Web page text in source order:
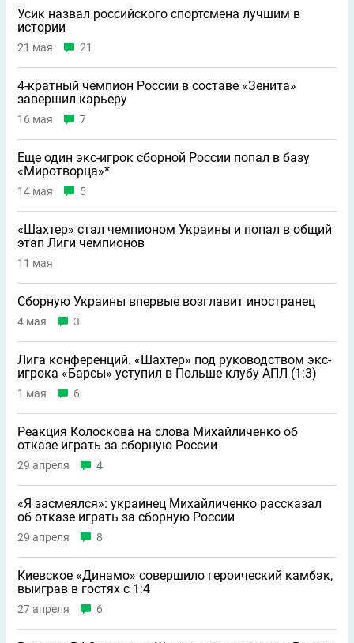
Усик назвал российского спортсмена лучшим в
истории
21 мая 21
4-кратный чемпион России в составе «Зенита»
завершил карьеру
16 мая 7
Еще один экс-игрок сборной России попал в базу
«Миротворца»*
14 мая 5
«Шахтер» стал чемпионом Украины и попал в общий
этап Лиги чемпионов
11 мая
Сборную Украины впервые возглавит иностранец
4 мая 3
Лига конференций. «Шахтер» под руководством экс-
игрока «Барсы» уступил в Польше клубу АПЛ (1:3)
1 мая 6
Реакция Колоскова на слова Михайличенко об
отказе играть за сборную России
29 апреля 4
«Я засмеялся»: украинец Михайличенко рассказал
об отказе играть за сборную России
29 апреля 8
Киевское «Динамо» совершило героический камбэк,
выиграв в гостях с 1:4
27 апреля 6